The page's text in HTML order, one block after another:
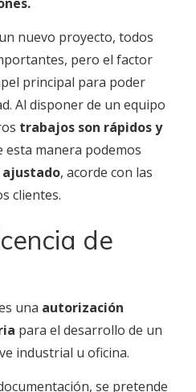
nuevo proyecto, todos
pero el factor
principal para poder
Al disponer de un equipo
trabajos son rápidos y
esta manera podemos
ajustado, acorde con las
clientes.
de
una autorización
para el desarrollo de un
industrial u oficina.
se pretende